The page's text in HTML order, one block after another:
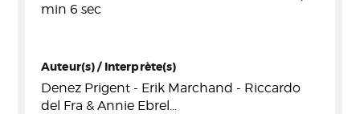
min 6 sec
Auteur(s) / Interprète(s)
Denez Prigent - Erik Marchand - Riccardo
del Fra & Annie Ebrel...